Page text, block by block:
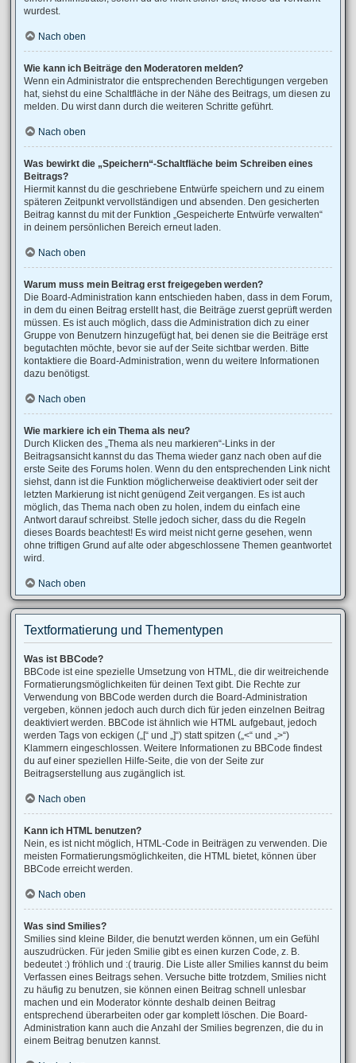
wurdest.
Nach oben
Wie kann ich Beiträge den Moderatoren melden?
Wenn ein Administrator die entsprechenden Berechtigungen vergeben
hat, siehst du eine Schaltfläche in der Nähe des Beitrags, um diesen zu
melden. Du wirst dann durch die weiteren Schritte geführt.
Nach oben
Was bewirkt die „Speichern“-Schaltfläche beim Schreiben eines
Beitrags?
Hiermit kannst du die geschriebene Entwürfe speichern und zu einem
späteren Zeitpunkt vervollständigen und absenden. Den gesicherten
Beitrag kannst du mit der Funktion „Gespeicherte Entwürfe verwalten“
in deinem persönlichen Bereich erneut laden.
Nach oben
Warum muss mein Beitrag erst freigegeben werden?
Die Board-Administration kann entschieden haben, dass in dem Forum,
in dem du einen Beitrag erstellt hast, die Beiträge zuerst geprüft werden
müssen. Es ist auch möglich, dass die Administration dich zu einer
Gruppe von Benutzern hinzugefügt hat, bei denen sie die Beiträge erst
begutachten möchte, bevor sie auf der Seite sichtbar werden. Bitte
kontaktiere die Board-Administration, wenn du weitere Informationen
dazu benötigst.
Nach oben
Wie markiere ich ein Thema als neu?
Durch Klicken des „Thema als neu markieren“-Links in der
Beitragsansicht kannst du das Thema wieder ganz nach oben auf die
erste Seite des Forums holen. Wenn du den entsprechenden Link nicht
siehst, dann ist die Funktion möglicherweise deaktiviert oder seit der
letzten Markierung ist nicht genügend Zeit vergangen. Es ist auch
möglich, das Thema nach oben zu holen, indem du einfach eine
Antwort darauf schreibst. Stelle jedoch sicher, dass du die Regeln
dieses Boards beachtest! Es wird meist nicht gerne gesehen, wenn
ohne triftigen Grund auf alte oder abgeschlossene Themen geantwortet
wird.
Nach oben
Textformatierung und Thementypen
Was ist BBCode?
BBCode ist eine spezielle Umsetzung von HTML, die dir weitreichende
Formatierungsmöglichkeiten für deinen Text gibt. Die Rechte zur
Verwendung von BBCode werden durch die Board-Administration
vergeben, können jedoch auch durch dich für jeden einzelnen Beitrag
deaktiviert werden. BBCode ist ähnlich wie HTML aufgebaut, jedoch
werden Tags von eckigen („[“ und „]“) statt spitzen („<“ und „>“)
Klammern eingeschlossen. Weitere Informationen zu BBCode findest
du auf einer speziellen Hilfe-Seite, die von der Seite zur
Beitragserstellung aus zugänglich ist.
Nach oben
Kann ich HTML benutzen?
Nein, es ist nicht möglich, HTML-Code in Beiträgen zu verwenden. Die
meisten Formatierungsmöglichkeiten, die HTML bietet, können über
BBCode erreicht werden.
Nach oben
Was sind Smilies?
Smilies sind kleine Bilder, die benutzt werden können, um ein Gefühl
auszudrücken. Für jeden Smilie gibt es einen kurzen Code, z. B.
bedeutet :) fröhlich und :( traurig. Die Liste aller Smilies kannst du beim
Verfassen eines Beitrags sehen. Versuche bitte trotzdem, Smilies nicht
zu häufig zu benutzen, sie können einen Beitrag schnell unlesbar
machen und ein Moderator könnte deshalb deinen Beitrag
entsprechend überarbeiten oder gar komplett löschen. Die Board-
Administration kann auch die Anzahl der Smilies begrenzen, die du in
einem Beitrag benutzen kannst.